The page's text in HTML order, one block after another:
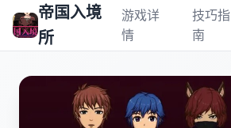
帝国入境
所
游戏详
情
技巧指
南